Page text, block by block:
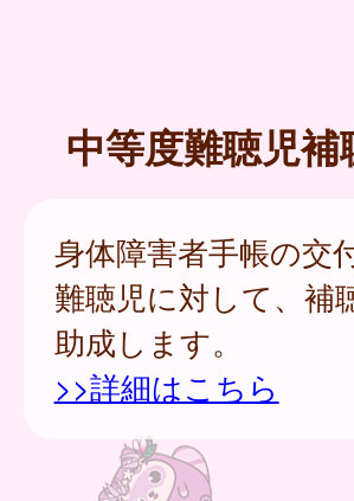
中等度難聴児
身体障害者手帳の交
難聴児に対して、補
助成します。
>>詳細はこちら